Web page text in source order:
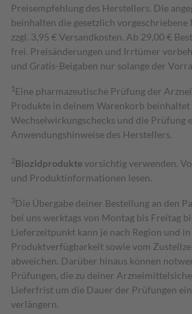
Preisempfehlung des Herstellers. Die
beinhalten die gesetzlich vorgeschriebene
zzgl. 3,95 € Versandkosten. Ab 29,00 €
frei. Preisänderungen und Irrtümer
und Gratis-Beigaben nur solange der
1 Eine pharmazeutische Prüfung der
Produkte in deinem Warenkorb
Wechselwirkungschecks und die Prüfung
Anwendungshinweise des Herstellers.
2Biozidproduktevorsichtig verwenden.
und Produktinformationen lesen.
3Die Übergabe deiner Bestellung an den
bei uns werktags von Montag bis Freitag
Lieferzeitpunkt kann je nach Region und
Produktverfügbarkeit sowie vom
abweichen. Darüber hinaus können
Prüfungen, die zu deiner
Lieferfrist um die Dauer der Prüfungen
verlängern.